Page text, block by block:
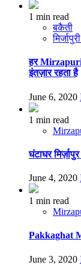
1 min read
बकैती
हर Mirzapuri
इंतज़ार रहता है
June 6, 2020
1 min read
घंटाघर
June 4, 2020
1 min read
Pakkaghat
June 3, 2020